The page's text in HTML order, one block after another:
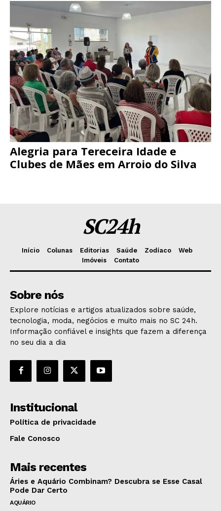
Alegria para Tereceira Idade e
Clubes de Mães em Arroio do Silva
SC24h
Início Colunas Editorias Saúde Zodíaco
Web
Imóveis
Contato
Sobre nós
Explore notícias e artigos atualizados sobre saúde,
tecnologia, moda, negócios e muito mais no SC 24h.
Informação confiável e insights que fazem a diferença
no seu dia a dia
Institucional
Política de privacidade
Fale Conosco
Mais recentes
Áries e Aquário Combinam? Descubra se Esse Casal
Pode Dar Certo
AQUÁRIO